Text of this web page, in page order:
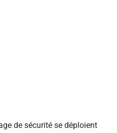
de sécurité se déploient